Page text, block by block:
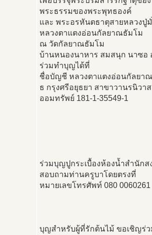
พระธรรมของพระพุทธองค์
และ พระอรหันตธาตุสายหลวงปู่
หลวงตาแตงอ่อนกัลยาณธัมโม
ณ วัดกัลยาณธัมโม
บ้านหนองนาหาร สมสนุก นาซอ
ร่วมทำบุญได้ที่
ชื่อบัญชี หลวงตาแตงอ่อนกัลยา
ธ กรุงศรีอยุธยา สาขาวานรนิวาส
ออมทรัพย์ 181-1-35549-1
ร่วมบุญปูกระเบื้องห้องน้ำสำนัก
สอบถามท่านครูบาโดยตรงที่
หมายเลขโทรศัพท์ 080 0060261
บุญสำหรับผู้ที่รักต้นไม้ ขอเชิญร่